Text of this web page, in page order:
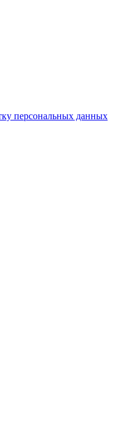
персональных данных